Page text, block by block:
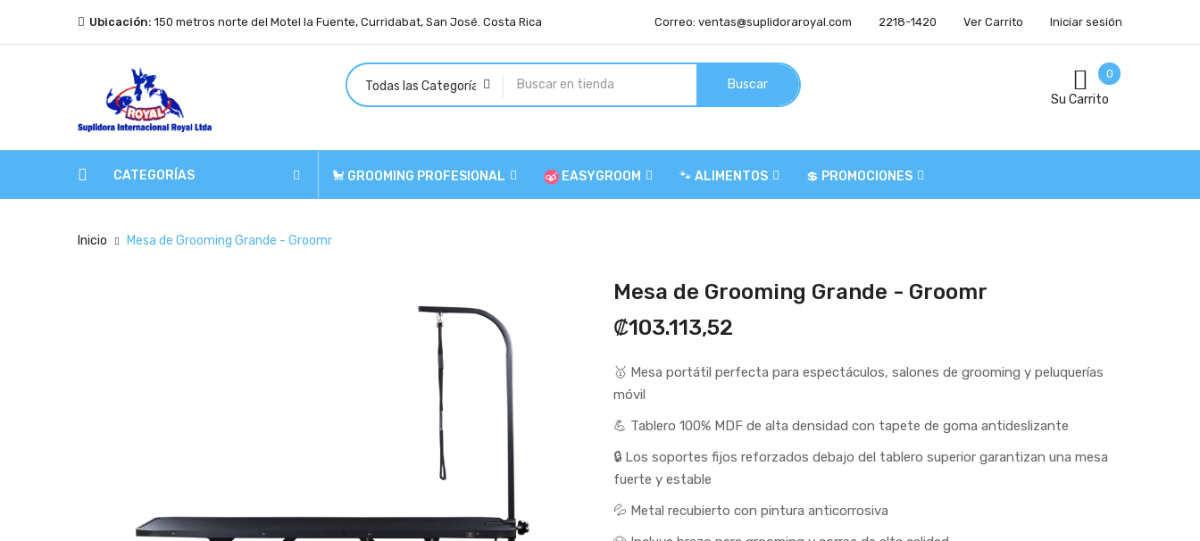
Ubicación: 150 metros norte del Motel la Fuente, Curridabat, San José. Costa Rica Iniciar sesión
Ver Carrito
2218-1420
Correo: ventas@suplidoraroyal.com
Buscar
0
Su Carrito
CATEGORÍAS 🐩 GROOMING PROFESIONAL EASYGROOM 🐾 ALIMENTOS 💲 PROMOCIONES
Inicio Mesa de Grooming Grande - Groomr
Mesa de Grooming Grande - Groomr
₡103.113,52
🥇 Mesa portátil perfecta para espectáculos, salones de grooming y peluquerías
móvil
💪 Tablero 100% MDF de alta densidad con tapete de goma antideslizante
🔒 Los soportes fijos reforzados debajo del tablero superior garantizan una mesa
fuerte y estable
💦 Metal recubierto con pintura anticorrosiva